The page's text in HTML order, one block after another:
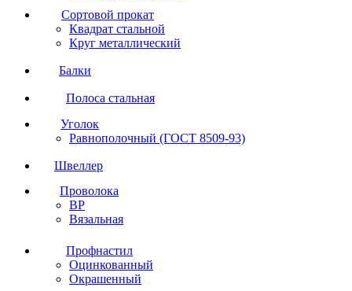
Сортовой прокат
Квадрат стальной
Круг металлический
Балки
Полоса стальная
Уголок
Равнополочный (ГОСТ 8509-93)
Швеллер
Проволока
ВР
Вязальная
Профнастил
Оцинкованный
Окрашенный